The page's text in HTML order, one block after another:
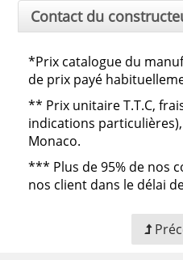
Contact du
*Prix catalogue du
de prix payé
** Prix unitaire T.T.C,
indications
Monaco.
*** Plus de 95% de nos
nos client dans le délai